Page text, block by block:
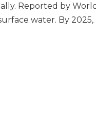
Reported by
water. By